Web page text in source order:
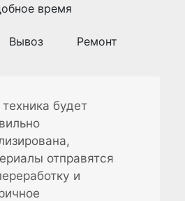
время
Вывоз Ремонт
будет
отправятся
и